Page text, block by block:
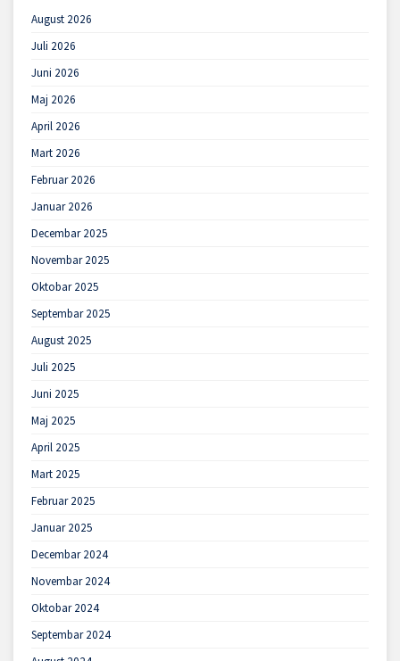
August 2026
Juli 2026
Juni 2026
Maj 2026
April 2026
Mart 2026
Februar 2026
Januar 2026
Decembar 2025
Novembar 2025
Oktobar 2025
Septembar 2025
August 2025
Juli 2025
Juni 2025
Maj 2025
April 2025
Mart 2025
Februar 2025
Januar 2025
Decembar 2024
Novembar 2024
Oktobar 2024
Septembar 2024